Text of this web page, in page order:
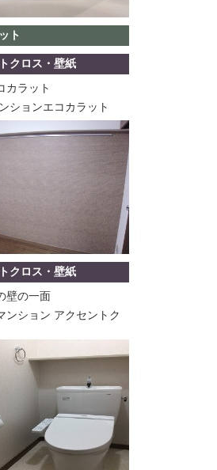
ト
クロス・壁紙
カラット
ションエコカラット
クロス・壁紙
壁の一面
ンション アクセントク